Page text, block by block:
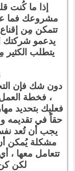
إذا ما كُنت
مشروعك فما
تتمكن مِن
يدعمو شركتك
يتطلب
دون شك فإن
، فخطة العمل
فعليك بتحديد
حقاً في تقديمه و
يجب أن تُعد
مشكلة يُمكن
تتعامل معها ،
لكن كن